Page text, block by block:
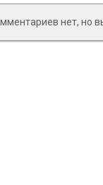
нет, но